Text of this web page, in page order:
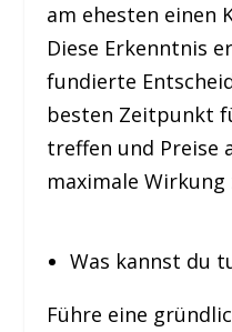
am ehesten einen
Diese Erkenntnis
fundierte
besten Zeitpunkt
treffen und Preise
maximale Wirkung
Was kannst du
Führe eine